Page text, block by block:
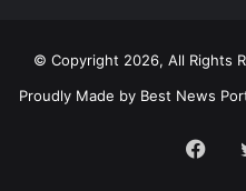
© Copyright 2026, All Rights
Proudly Made by Best News